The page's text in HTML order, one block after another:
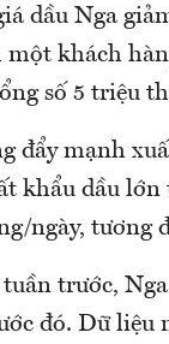
dầu Nga
khách
số 5 triệu
đẩy mạnh
khẩu dầu
ngày, tương
trước,
đó. Dữ liệu